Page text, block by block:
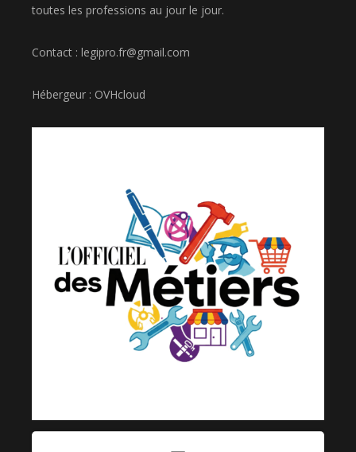
toutes les professions au jour le jour.
Contact : legipro.fr@gmail.com
Hébergeur : OVHcloud